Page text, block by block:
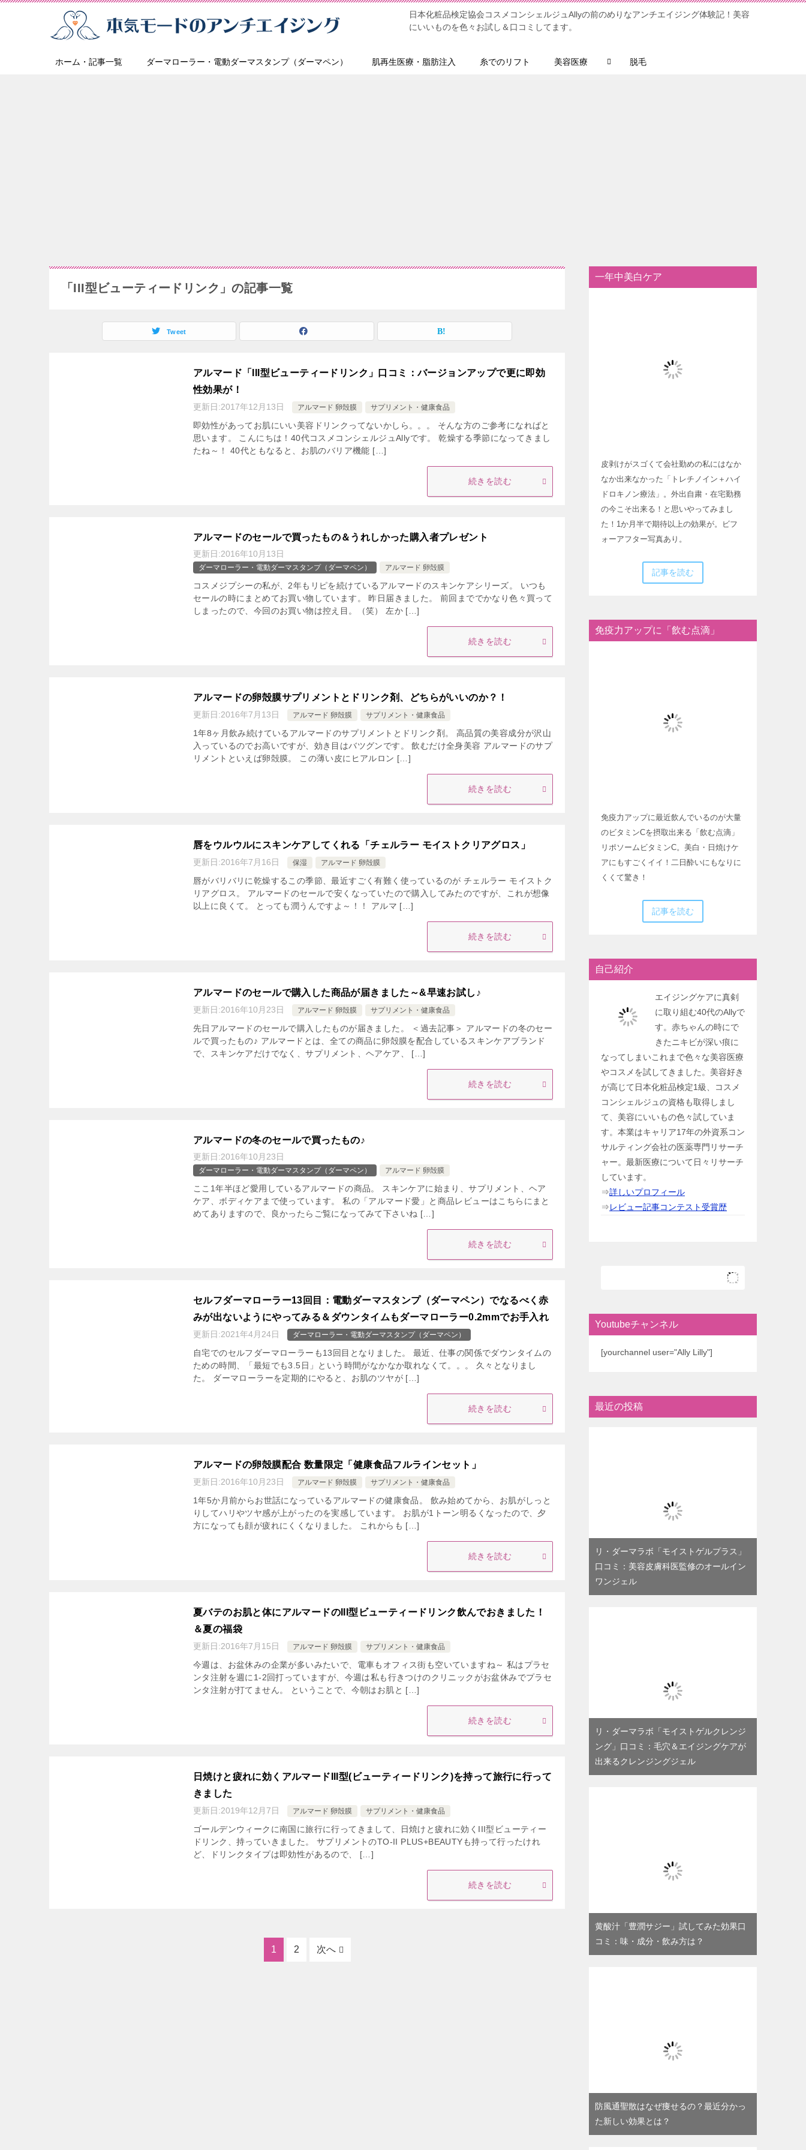
日本化粧品検定協会コスメコンシェルジュAllyの前のめりなアンチエイジング体験記！美容
にいいものを色々お試し＆口コミしてます。
ホーム・記事一覧 ダーマローラー・電動ダーマスタンプ（ダーマペン） 肌再生医療・脂肪注入 糸でのリフト 美容医療 脱毛
「III型ビューティードリンク」の記事一覧
Tweet
アルマード「III型ビューティードリンク」口コミ：バージョンアップで更に即効
性効果が！
更新日:2017年12月13日 アルマード 卵殻膜 サプリメント・健康食品
即効性があってお肌にいい美容ドリンクってないかしら。。。 そんな方のご参考になればと
思います。 こんにちは！40代コスメコンシェルジュAllyです。 乾燥する季節になってきまし
たね～！ 40代ともなると、お肌のバリア機能 […]
続きを読む
アルマードのセールで買ったもの＆うれしかった購入者プレゼント
更新日:2016年10月13日
ダーマローラー・電動ダーマスタンプ（ダーマペン） アルマード 卵殻膜
コスメジプシーの私が、2年もリピを続けているアルマードのスキンケアシリーズ。 いつも
セールの時にまとめてお買い物しています。 昨日届きました。 前回まででかなり色々買って
しまったので、今回のお買い物は控え目。（笑） 左か […]
続きを読む
アルマードの卵殻膜サプリメントとドリンク剤、どちらがいいのか？！
更新日:2016年7月13日 アルマード 卵殻膜 サプリメント・健康食品
1年8ヶ月飲み続けているアルマードのサプリメントとドリンク剤。 高品質の美容成分が沢山
入っているのでお高いですが、効き目はバツグンです。 飲むだけ全身美容 アルマードのサプ
リメントといえば卵殻膜。 この薄い皮にヒアルロン […]
続きを読む
唇をウルウルにスキンケアしてくれる「チェルラー モイストクリアグロス」
更新日:2016年7月16日 保湿 アルマード 卵殻膜
唇がバリバリに乾燥するこの季節、最近すごく有難く使っているのが チェルラー モイストク
リアグロス。 アルマードのセールで安くなっていたので購入してみたのですが、これが想像
以上に良くて。 とっても潤うんですよ～！！ アルマ […]
続きを読む
アルマードのセールで購入した商品が届きました～&早速お試し♪
更新日:2016年10月23日 アルマード 卵殻膜 サプリメント・健康食品
先日アルマードのセールで購入したものが届きました。 ＜過去記事＞ アルマードの冬のセー
ルで買ったもの♪ アルマードとは、全ての商品に卵殻膜を配合しているスキンケアブランド
で、スキンケアだけでなく、サプリメント、ヘアケア、 […]
続きを読む
アルマードの冬のセールで買ったもの♪
更新日:2016年10月23日
ダーマローラー・電動ダーマスタンプ（ダーマペン） アルマード 卵殻膜
ここ1年半ほど愛用しているアルマードの商品。 スキンケアに始まり、サプリメント、ヘア
ケア、ボディケアまで使っています。 私の「アルマード愛」と商品レビューはこちらにまと
めてありますので、良かったらご覧になってみて下さいね […]
続きを読む
セルフダーマローラー13回目：電動ダーマスタンプ（ダーマペン）でなるべく赤
みが出ないようにやってみる＆ダウンタイムもダーマローラー0.2mmでお手入れ
更新日:2021年4月24日 ダーマローラー・電動ダーマスタンプ（ダーマペン）
自宅でのセルフダーマローラーも13回目となりました。 最近、仕事の関係でダウンタイムの
ための時間、「最短でも3.5日」という時間がなかなか取れなくて。。。 久々となりまし
た。 ダーマローラーを定期的にやると、お肌のツヤが […]
続きを読む
アルマードの卵殻膜配合 数量限定「健康食品フルラインセット」
更新日:2016年10月23日 アルマード 卵殻膜 サプリメント・健康食品
1年5か月前からお世話になっているアルマードの健康食品。 飲み始めてから、お肌がしっと
りしてハリやツヤ感が上がったのを実感しています。 お肌が1トーン明るくなったので、夕
方になっても顔が疲れにくくなりました。 これからも […]
続きを読む
夏バテのお肌と体にアルマードのIII型ビューティードリンク飲んでおきました！
＆夏の福袋
更新日:2016年7月15日 アルマード 卵殻膜 サプリメント・健康食品
今週は、お盆休みの企業が多いみたいで、電車もオフィス街も空いていますね～ 私はプラセ
ンタ注射を週に1-2回打っていますが、今週は私も行きつけのクリニックがお盆休みでプラセ
ンタ注射が打てません。 ということで、今朝はお肌と […]
続きを読む
日焼けと疲れに効くアルマードIII型(ビューティードリンク)を持って旅行に行って
きました
更新日:2019年12月7日 アルマード 卵殻膜 サプリメント・健康食品
ゴールデンウィークに南国に旅行に行ってきまして、日焼けと疲れに効くIII型ビューティー
ドリンク、持っていきました。 サプリメントのTO-II PLUS+BEAUTYも持って行ったけれ
ど、ドリンクタイプは即効性があるので、 […]
続きを読む
1 2 次へ
一年中美白ケア
皮剥けがスゴくて会社勤めの私にはなか
なか出来なかった「トレチノイン＋ハイ
ドロキノン療法」。外出自粛・在宅勤務
の今こそ出来る！と思いやってみまし
た！1か月半で期待以上の効果が。ビフ
ォーアフター写真あり。
記事を読む
免疫力アップに「飲む点滴」
免疫力アップに最近飲んでいるのが大量
のビタミンCを摂取出来る「飲む点滴」
リポソームビタミンC。美白・日焼けケ
アにもすごくイイ！二日酔いにもなりに
くくて驚き！
記事を読む
自己紹介
エイジングケアに真剣
に取り組む40代のAllyで
す。赤ちゃんの時にで
きたニキビが深い痕に
なってしまいこれまで色々な美容医療
やコスメを試してきました。美容好き
が高じて日本化粧品検定1級、コスメ
コンシェルジュの資格も取得しまし
て、美容にいいもの色々試していま
す。本業はキャリア17年の外資系コン
サルティング会社の医薬専門リサーチ
ャー。最新医療について日々リサーチ
しています。
⇒詳しいプロフィール
⇒レビュー記事コンテスト受賞歴
Youtubeチャンネル
[yourchannel user="Ally Lilly"]
最近の投稿
リ・ダーマラボ「モイストゲルプラス」
口コミ：美容皮膚科医監修のオールイン
ワンジェル
リ・ダーマラボ「モイストゲルクレンジ
ング」口コミ：毛穴＆エイジングケアが
出来るクレンジングジェル
黄酸汁「豊潤サジー」試してみた効果口
コミ：味・成分・飲み方は？
防風通聖散はなぜ痩せるの？最近分かっ
た新しい効果とは？